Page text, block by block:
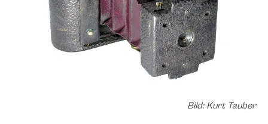
Bild: Kurt Tauber